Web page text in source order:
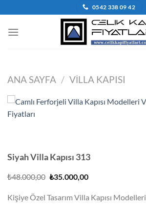
atla
0542 338 09 42
ANA SAYFA / VILLA KAPISI
Siyah Villa Kapısı 313
₺48.000,00 Orijinal
₺35.000,00Şu
₺35.000,00.
Kişiye Özel Tasarım Villa Kapısı Modelleri